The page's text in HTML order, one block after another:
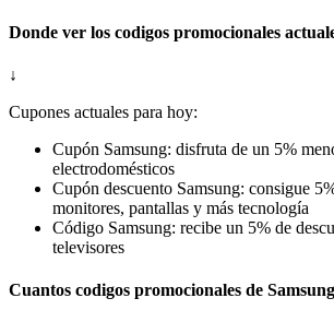
Donde ver los codigos promocionales
↓
Cupones actuales para hoy:
Cupón Samsung: disfruta de un 5%
electrodomésticos
Cupón descuento Samsung: consigue
monitores, pantallas y más tecnología
Código Samsung: recibe un 5% de
televisores
Cuantos codigos promocionales de